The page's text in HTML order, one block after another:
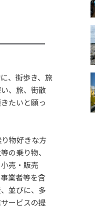
、街歩き、旅
、旅、街散
たいと願っ
物好きな方
の乗り物、
売・販売
業者等を含
並びに、多
ービスの提